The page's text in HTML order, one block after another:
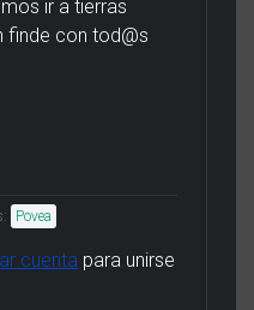
ir a tierras
finde con tod@s
Povea
cuenta para unirse